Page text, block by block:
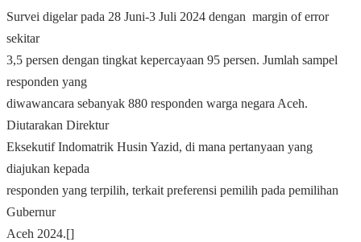
Survei digelar pada 28 Juni-3 Juli 2024 dengan margin of error
sekitar
3,5 persen dengan tingkat kepercayaan 95 persen. Jumlah sampel
responden yang
diwawancara sebanyak 880 responden warga negara Aceh.
Diutarakan Direktur
Eksekutif Indomatrik Husin Yazid, di mana pertanyaan yang
diajukan kepada
responden yang terpilih, terkait preferensi pemilih pada pemilihan
Gubernur
Aceh 2024.[]